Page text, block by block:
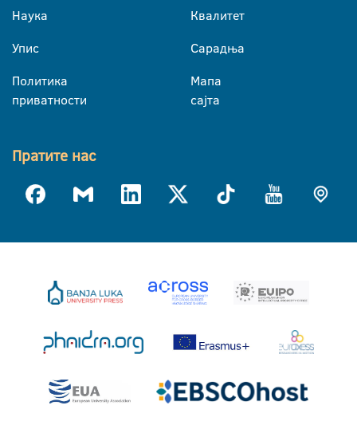
Наука
Упис
Политика
приватности
Квалитет
Сарадња
Мапа
сајта
Пратите нас